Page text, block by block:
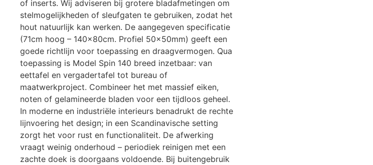
of inserts. Wij adviseren bij grotere bladafmetingen om
stelmogelijkheden of sleufgaten te gebruiken, zodat het
hout natuurlijk kan werken. De aangegeven specificatie
(71cm hoog – 140x80cm. Profiel 50x50mm) geeft een
goede richtlijn voor toepassing en draagvermogen. Qua
toepassing is Model Spin 140 breed inzetbaar: van
eettafel en vergadertafel tot bureau of
maatwerkproject. Combineer het met massief eiken,
noten of gelamineerde bladen voor een tijdloos geheel.
In moderne en industriële interieurs benadrukt de rechte
lijnvoering het design; in een Scandinavische setting
zorgt het voor rust en functionaliteit. De afwerking
vraagt weinig onderhoud – periodiek reinigen met een
zachte doek is doorgaans voldoende. Bij buitengebruik